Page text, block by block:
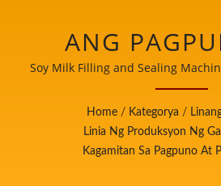
ANG
SEALING AY
MAKINA SA
Soy Milk Filling and Sealing
sa Paggawa ng Awtomatikong
Nangungunang Prayoridad sa
Home / Kategorya /
Linia Ng Produksyon Ng
Kagamitan Sa Pagpuno At